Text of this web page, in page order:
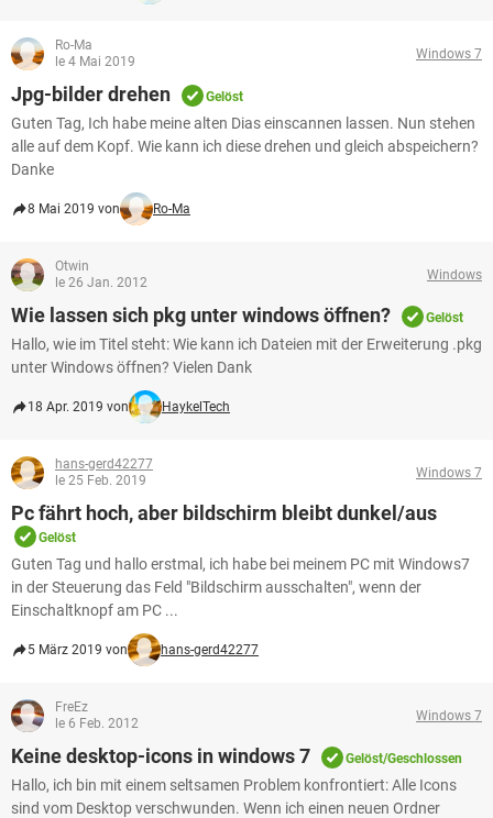
Ro-Ma
le 4 Mai 2019
Windows 7
Jpg-bilder drehen Gelöst
Guten Tag, Ich habe meine alten Dias einscannen lassen. Nun stehen
alle auf dem Kopf. Wie kann ich diese drehen und gleich abspeichern?
Danke
8 Mai 2019 von Ro-Ma
Otwin
le 26 Jan. 2012
Windows
Wie lassen sich pkg unter windows öffnen? Gelöst
Hallo, wie im Titel steht: Wie kann ich Dateien mit der Erweiterung .pkg
unter Windows öffnen? Vielen Dank
18 Apr. 2019 von HaykelTech
hans-gerd42277
le 25 Feb. 2019
Windows 7
Pc fährt hoch, aber bildschirm bleibt dunkel/aus
Gelöst
Guten Tag und hallo erstmal, ich habe bei meinem PC mit Windows7
in der Steuerung das Feld "Bildschirm ausschalten", wenn der
Einschaltknopf am PC ...
5 März 2019 von hans-gerd42277
FreEz
le 6 Feb. 2012
Windows 7
Keine desktop-icons in windows 7 Gelöst/Geschlossen
Hallo, ich bin mit einem seltsamen Problem konfrontiert: Alle Icons
sind vom Desktop verschwunden. Wenn ich einen neuen Ordner